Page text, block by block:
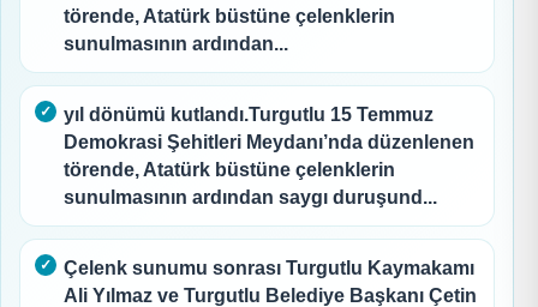
törende, Atatürk büstüne çelenklerin
sunulmasının ardından...
yıl dönümü kutlandı.Turgutlu 15 Temmuz
Demokrasi Şehitleri Meydanı’nda düzenlenen
törende, Atatürk büstüne çelenklerin
sunulmasının ardından saygı duruşund...
Çelenk sunumu sonrası Turgutlu Kaymakamı
Ali Yılmaz ve Turgutlu Belediye Başkanı Çetin